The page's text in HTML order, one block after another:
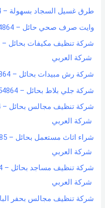
طرق غسيل السجاد بسهولة – 0551154864- شركة العربي
وايت صرف صحي حائل – 0551154864 اتصل بنا – شركة العربي
شركة العربي
شركة رش مبيدات بحائل – 0551154864 اتصل بنا – شركة العربي
شركة جلي بلاط بحائل – 0551154864 – اتصل بنا – شركة العربي
شركة العربي
شركة العربي
شركة العربي